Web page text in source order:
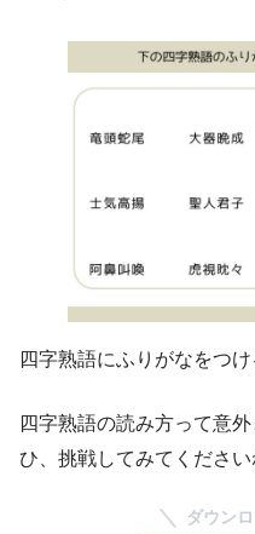
四字熟語にふりがなをつ
四字熟語の読み方って意
ひ、挑戦してみてください
ダウン